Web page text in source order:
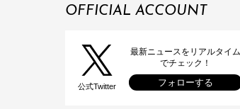
OFFICIAL ACCOUNT
公式Twitter
最新ニュースをリアルタイム
でチェック！
フォローする